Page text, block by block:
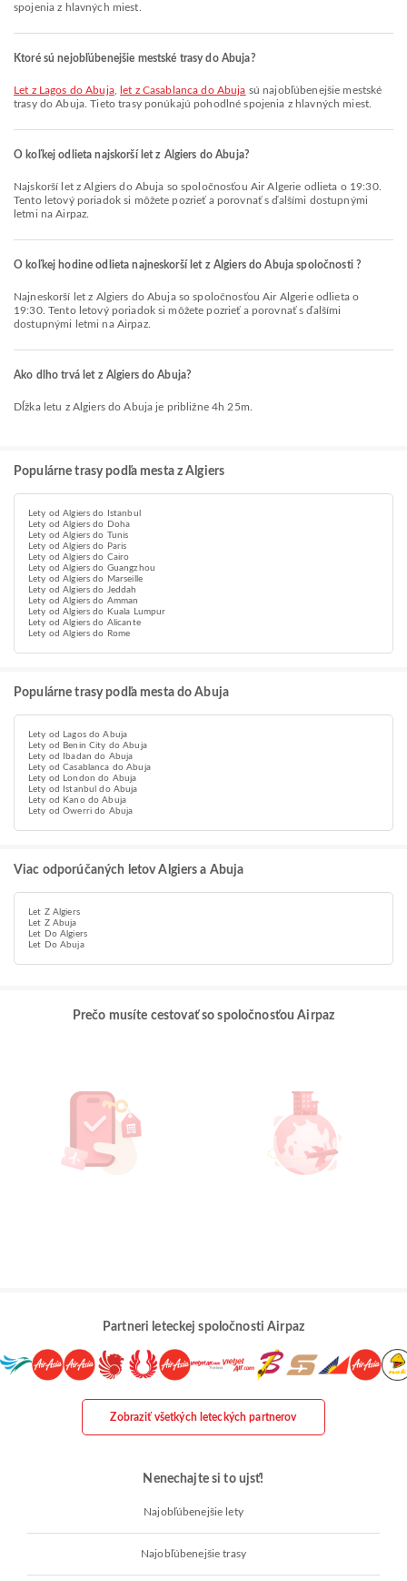
spojenia z hlavných miest.
Ktoré sú nejobľúbenejšie mestské trasy do Abuja?
let z Lagos do Abuja, let z Casablanca do Abuja sú najobľúbenejšie mestské
trasy do Abuja. Tieto trasy ponúkajú pohodlné spojenia z hlavných miest.
O koľkej odlieta najskorší let z Algiers do Abuja?
Najskorší let z Algiers do Abuja so spoločnosťou Air Algerie odlieta o 19:30.
Tento letový poriadok si môžete pozrieť a porovnať s ďalšími dostupnými
letmi na Airpaz.
O koľkej hodine odlieta najneskorší let z Algiers do Abuja spoločnosti ?
Najneskorší let z Algiers do Abuja so spoločnosťou Air Algerie odlieta o
19:30. Tento letový poriadok si môžete pozrieť a porovnať s ďalšími
dostupnými letmi na Airpaz.
Ako dlho trvá let z Algiers do Abuja?
Dĺžka letu z Algiers do Abuja je približne 4h 25m.
Populárne trasy podľa mesta z Algiers
Lety od Algiers do Istanbul
Lety od Algiers do Doha
Lety od Algiers do Tunis
Lety od Algiers do Paris
Lety od Algiers do Cairo
Lety od Algiers do Guangzhou
Lety od Algiers do Marseille
Lety od Algiers do Jeddah
Lety od Algiers do Amman
Lety od Algiers do Kuala Lumpur
Lety od Algiers do Alicante
Lety od Algiers do Rome
Populárne trasy podľa mesta do Abuja
Lety od Lagos do Abuja
Lety od Benin City do Abuja
Lety od Ibadan do Abuja
Lety od Casablanca do Abuja
Lety od London do Abuja
Lety od Istanbul do Abuja
Lety od Kano do Abuja
Lety od Owerri do Abuja
Viac odporúčaných letov Algiers a Abuja
Let Z Algiers
Let Z Abuja
Let Do Algiers
Let Do Abuja
Prečo musíte cestovať so spoločnosťou Airpaz
Partneri leteckej spoločnosti Airpaz
Zobraziť všetkých leteckých partnerov
Nenechajte si to ujsť!
Najobľúbenejšie lety
Najobľúbenejšie trasy